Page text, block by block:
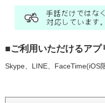
■ご利用いただけるアプ
Skype、LINE、FaceTime(iOS